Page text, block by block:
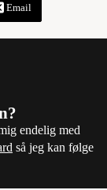
Email
endelig med
så jeg kan følge